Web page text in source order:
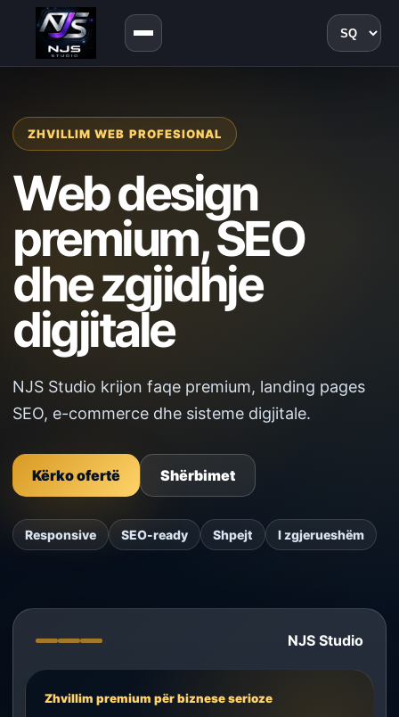
Gjuha
ZHVILLIM WEB PROFESIONAL
Web design
premium, SEO
dhe zgjidhje
digjitale
NJS Studio krijon faqe premium, landing pages
SEO, e-commerce dhe sisteme digjitale.
Kërko ofertë Shërbimet
Responsive SEO-ready Shpejt I zgjerueshëm
NJS Studio
Zhvillim premium për biznese serioze